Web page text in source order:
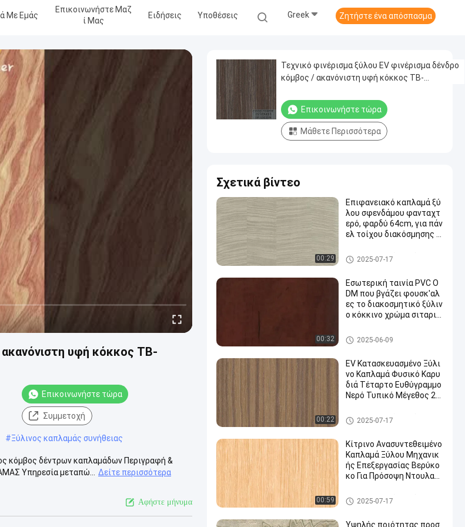
Με Εμάς
Επικοινωνήστε Μαζ
Ί Μας
Ειδήσεις Υποθέσεις Greek Ζητήστε ένα απόσπασμα
υφή κόκκος TB-
Επικοινωνήστε τώρα
Συμμετοχή
#Ξύλινος καπλαμάς συνήθειας
κόμβος δέντρων καπλαμάδων Περιγραφή &
Υπηρεσία μεταπώ...
Δείτε περισσότερα
Αφήστε μήνυμα
Τεχνικό φινέρισμα ξύλου EV φινέρισμα δένδρο
κόμβος / ακανόνιστη υφή κόκκος TB-
Επικοινωνήστε τώρα
Μάθετε Περισσότερα
Σχετικά βίντεο
00:29
Επιφανειακό καπλαμά ξύ
λου σφενδάμου φανταχτ
ερό, φαρδύ 64cm, για πάν
ελ τοίχου διακόσμησης ξ
υσικού σφενδάμου υψηλή
ς ποιότητας X6233(4)/X6
033(4)
Κατασκευασμένος ξύλινος κ
απλαμάς
2025-07-17
00:32
Εσωτερική ταινία PVC O
DM που βγάζει φουσκ'αλ
ες το διακοσμητικό ξύλιν
ο κόκκινο χρώμα σιταριο
Διακοσμητική ταινία PVC
2025-06-09
00:22
EV Κατασκευασμένο Ξύλι
νο Καπλαμά Φυσικό Καρυ
διά Τέταρτο Ευθύγραμμο
Νερό Τυπικό Μέγεθος 25
Κατασκευασμένος ξύλινος κ
απλαμάς
2025-07-17
00:59
Κίτρινο Ανασυντεθειμένο
Καπλαμά Ξύλου Μηχανικ
ής Επεξεργασίας Βερύκο
κο Για Πρόσοψη Ντουλαπι
13
Κατασκευασμένος ξύλινος κ
απλαμάς
2025-07-17
Υψηλής ποιότητας προσ